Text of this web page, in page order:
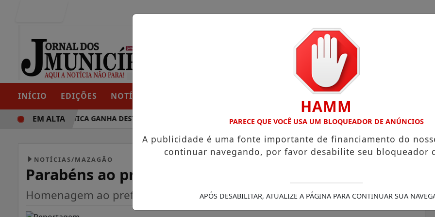
INÍCIO EDIÇÕES NOTÍCIAS
POLÍTICA GANHA DESTAQUE EM PORTO GRANDE COM ATUAÇÃO VOLTADA AO MUNICÍPIO RECEITA FEDERAL
EM ALTA
NOTÍCIAS/MAZAGÃO
Parabéns ao prefeito de Mazagão, Chico Nó
Homenagem ao prefeito atuante da terra de São Tiago
HAMM
PARECE QUE VOCÊ USA UM BLOQUEADOR DE ANÚNCIOS
A publicidade é uma fonte importante de financiamento do
continuar navegando, por favor desabilite seu bloqueador
APÓS DESABILITAR, ATUALIZE A PÁGINA PARA CONTINUAR SUA